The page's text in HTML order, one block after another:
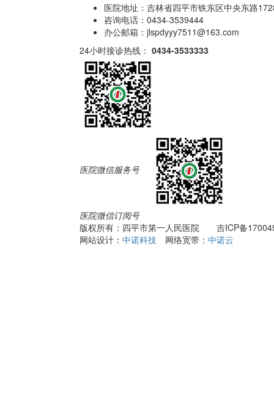
医院地址：吉林省四平市铁东区中央东路
咨询电话：0434-3539444
办公邮箱：jlspdyyy7511@163.com
24小时接诊热线： 0434-3533333
医院微信服务号
医院微信订阅号
版权所有：四平市第一人民医院 吉ICP备
网站设计： 中诺科技 网络宽带： 中诺云